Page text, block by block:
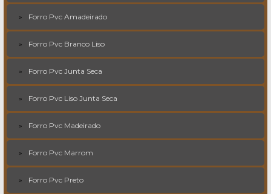
Forro Pvc Amadeirado
Forro Pvc Branco Liso
Forro Pvc Junta Seca
Forro Pvc Liso Junta Seca
Forro Pvc Madeirado
Forro Pvc Marrom
Forro Pvc Preto